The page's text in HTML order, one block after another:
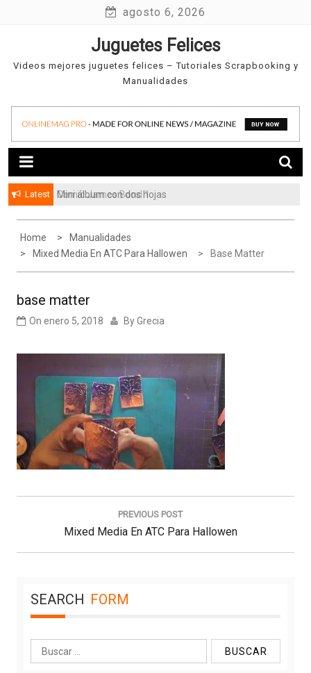
agosto 6, 2026
Juguetes Felices
Videos mejores juguetes felices – Tutoriales Scrapbooking y
Manualidades
Latest Comic James Bond 1
Mini álbum con dos hojas
Home
Manualidades
Mixed Media En ATC Para Hallowen
Base Matter
base matter
On enero 5, 2018 ByGrecia
Navegación
PREVIOUS POST
Previous
Post:
Mixed Media En ATC Para Hallowen
SEARCH FORM
Buscar: